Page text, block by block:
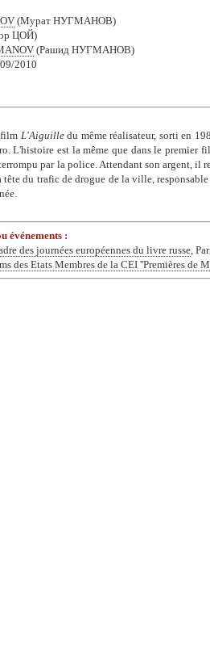
(Мурат НУГМАНОВ)
ЦОЙ)
(Рашид НУГМАНОВ)
2010
film L'Aiguilledu même réalisateur, sorti en
L'histoire est la même que dans le
par la police. Attendant son argent, il
tête du trafic de drogue de la ville,
événements :
des journées européennes du livre russe ,
des Etats Membres de la CEI ''Premières de